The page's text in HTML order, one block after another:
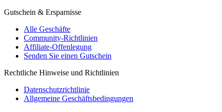
Gutschein & Ersparnisse
Alle Geschäfte
Community-Richtlinien
Affiliate-Offenlegung
Senden Sie einen Gutschein
Rechtliche Hinweise und Richtlinien
Datenschutzrichtlinie
Allgemeine Geschäftsbedingungen